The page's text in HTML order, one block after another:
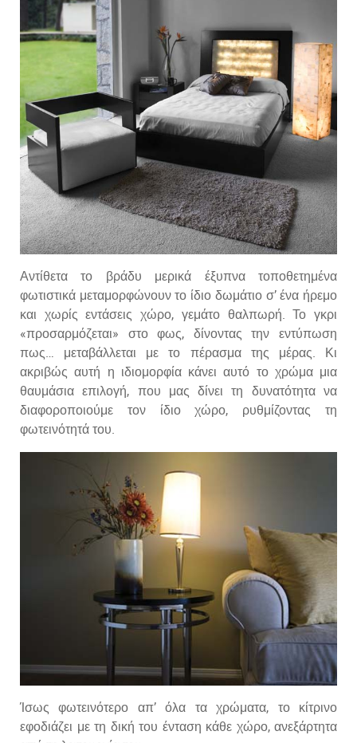
Αντίθετα το βράδυ μερικά έξυπνα τοποθετημένα
φωτιστικά μεταμορφώνουν το ίδιο δωμάτιο σ’ ένα ήρεμο
και χωρίς εντάσεις χώρο, γεμάτο θαλπωρή. Το γκρι
«προσαρμόζεται» στο φως, δίνοντας την εντύπωση
πως… μεταβάλλεται με το πέρασμα της μέρας. Κι
ακριβώς αυτή η ιδιομορφία κάνει αυτό το χρώμα μια
θαυμάσια επιλογή, που μας δίνει τη δυνατότητα να
διαφοροποιούμε τον ίδιο χώρο, ρυθμίζοντας τη
φωτεινότητά του.
Ίσως φωτεινότερο απ’ όλα τα χρώματα, το κίτρινο
εφοδιάζει με τη δική του ένταση κάθε χώρο, ανεξάρτητα